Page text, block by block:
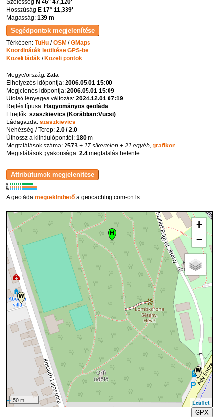
Szélesség N 46° 47,120'
Hosszúság E 17° 11,339'
Magasság:139 m
Térképen:TuHu /OSM /GMaps
Koordináták letöltése GPS-be
Közeli ládák / Közeli pontok
Megye/ország:Zala
Elhelyezés időpontja:2006.05.01 15:00
Megjelenés időpontja:2006.05.01 15:09
Utolsó lényeges változás:2024.12.01 07:19
Rejtés típusa: Hagyományos geoláda
Elrejtők:szaszkievics (Korábban:Vucsi)
Ládagazda:szaszkievics
Nehézség / Terep:2.0 / 2.0
Úthossz a kiindulóponttól:180 m
Megtalálások száma:2573 + 17 sikertelen + 21 egyéb,grafikon
Megtalálások gyakorisága:2.4 megtalálás hetente
K
R
W
A geoládamegtekinthető a geocaching.com-on is.
+
−
50 m
Leaflet
GPX